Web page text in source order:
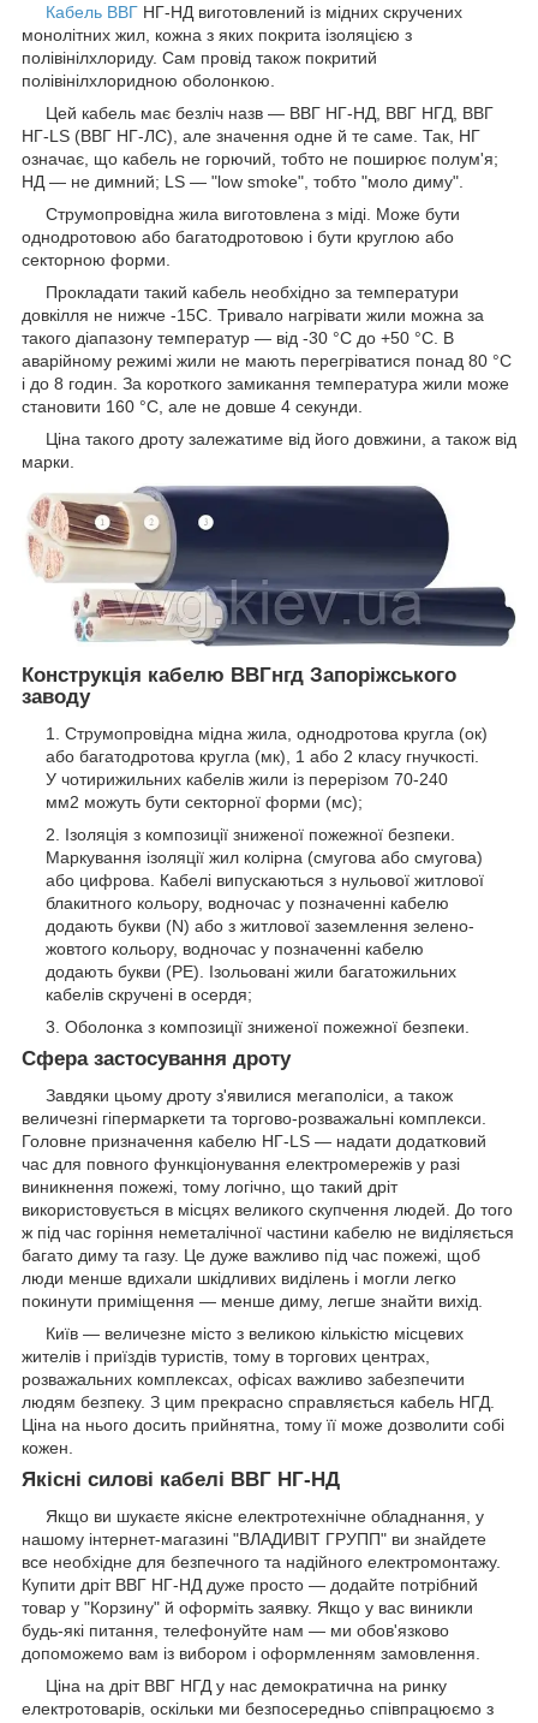
Кабель ВВГ НГ-НД виготовлений із мідних скручених
монолітних жил, кожна з яких покрита ізоляцією з
полівінілхлориду. Сам провід також покритий
полівінілхлоридною оболонкою.
Цей кабель має безліч назв ― ВВГ НГ-НД, ВВГ НГД, ВВГ
НГ-LS (ВВГ НГ-ЛС), але значення одне й те саме. Так, НГ
означає, що кабель не горючий, тобто не поширює полум'я;
НД — не димний; LS — "low smoke", тобто "моло диму".
Струмопровідна жила виготовлена з міді. Може бути
однодротовою або багатодротовою і бути круглою або
секторною форми.
Прокладати такий кабель необхідно за температури
довкілля не нижче -15С. Тривало нагрівати жили можна за
такого діапазону температур — від -30 °C до +50 °C. В
аварійному режимі жили не мають перегріватися понад 80 °C
і до 8 годин. За короткого замикання температура жили може
становити 160 °C, але не довше 4 секунди.
Ціна такого дроту залежатиме від його довжини, а також від
марки.
Конструкція кабелю ВВГнгд Запоріжського
заводу
Струмопровідна мідна жила, однодротова кругла (ок)
або багатодротова кругла (мк), 1 або 2 класу гнучкості.
У чотирижильних кабелів жили із перерізом 70-240
мм2 можуть бути секторної форми (мс);
Ізоляція з композиції зниженої пожежної безпеки.
Маркування ізоляції жил колірна (смугова або смугова)
або цифрова. Кабелі випускаються з нульової житлової
блакитного кольору, водночас у позначенні кабелю
додають букви (N) або з житлової заземлення зелено-
жовтого кольору, водночас у позначенні кабелю
додають букви (РЕ). Ізольовані жили багатожильних
кабелів скручені в осердя;
Оболонка з композиції зниженої пожежної безпеки.
Сфера застосування дроту
Завдяки цьому дроту з'явилися мегаполіси, а також
величезні гіпермаркети та торгово-розважальні комплекси.
Головне призначення кабелю НГ-LS — надати додатковий
час для повного функціонування електромережів у разі
виникнення пожежі, тому логічно, що такий дріт
використовується в місцях великого скупчення людей. До того
ж під час горіння неметалічної частини кабелю не виділяється
багато диму та газу. Це дуже важливо під час пожежі, щоб
люди менше вдихали шкідливих виділень і могли легко
покинути приміщення — менше диму, легше знайти вихід.
Київ — величезне місто з великою кількістю місцевих
жителів і приїздів туристів, тому в торгових центрах,
розважальних комплексах, офісах важливо забезпечити
людям безпеку. З цим прекрасно справляється кабель НГД.
Ціна на нього досить прийнятна, тому її може дозволити собі
кожен.
Якісні силові кабелі ВВГ НГ-НД
Якщо ви шукаєте якісне електротехнічне обладнання, у
нашому інтернет-магазині "ВЛАДИВІТ ГРУПП" ви знайдете
все необхідне для безпечного та надійного електромонтажу.
Купити дріт ВВГ НГ-НД дуже просто — додайте потрібний
товар у "Корзину" й оформіть заявку. Якщо у вас виникли
будь-які питання, телефонуйте нам — ми обов'язково
допоможемо вам із вибором і оформленням замовлення.
Ціна на дріт ВВГ НГД у нас демократична на ринку
електротоварів, оскільки ми безпосередньо співпрацюємо з